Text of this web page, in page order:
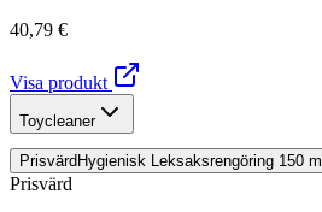
40,79 €
Visa produkt
Toycleaner
Prisvärd Hygienisk Leksaksrengöring 150 ml
Prisvärd